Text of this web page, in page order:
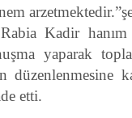
Kadir
yaparak
düzenlenmesine
etti.